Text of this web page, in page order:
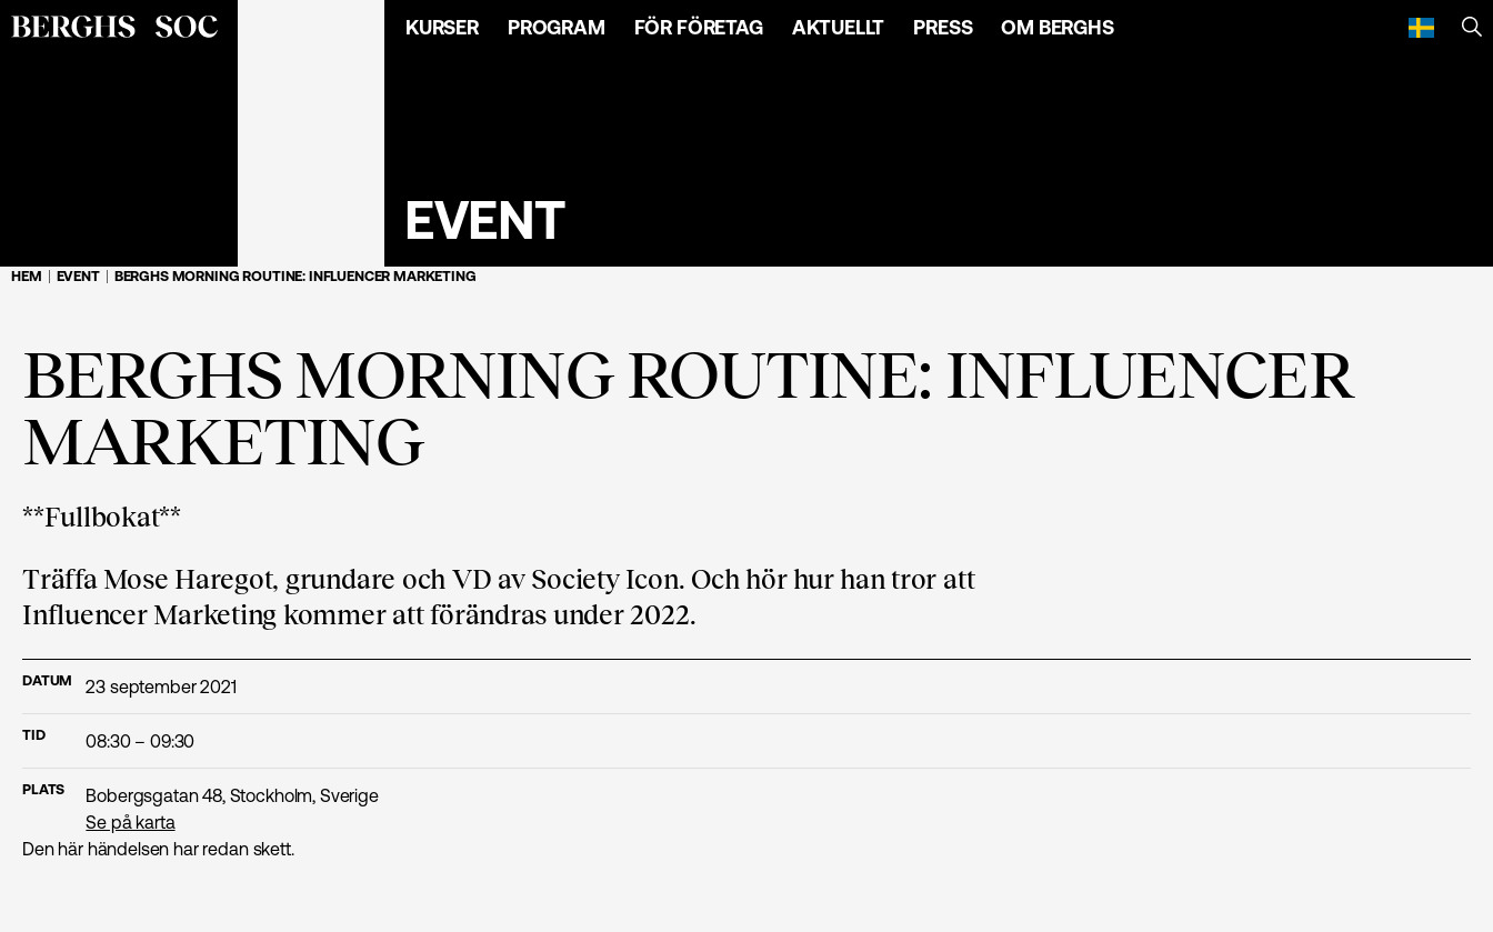
KURSER PROGRAM FÖR FÖRETAG AKTUELLT PRESS OM BERGHS
EVENT
HEM EVENT BERGHS MORNING ROUTINE: INFLUENCER MARKETING
BERGHS MORNING ROUTINE: INFLUENCER
MARKETING
**Fullbokat**
Träffa Mose Haregot, grundare och VD av Society Icon. Och hör hur han tror att
Influencer Marketing kommer att förändras under 2022.
DATUM 23 september 2021
TID 08:30 – 09:30
PLATS
Bobergsgatan 48, Stockholm, Sverige
Se på karta
Den här händelsen har redan skett.